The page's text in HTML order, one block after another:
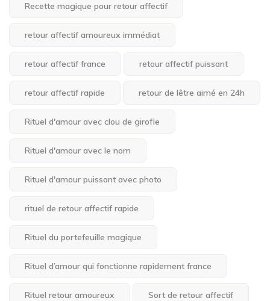
Recette magique pour retour affectif
retour affectif amoureux immédiat
retour affectif france retour affectif puissant
retour affectif rapide retour de lêtre aimé en 24h
Rituel d'amour avec clou de girofle
Rituel d'amour avec le nom
Rituel d'amour puissant avec photo
rituel de retour affectif rapide
Rituel du portefeuille magique
Rituel d’amour qui fonctionne rapidement france
Rituel retour amoureux Sort de retour affectif